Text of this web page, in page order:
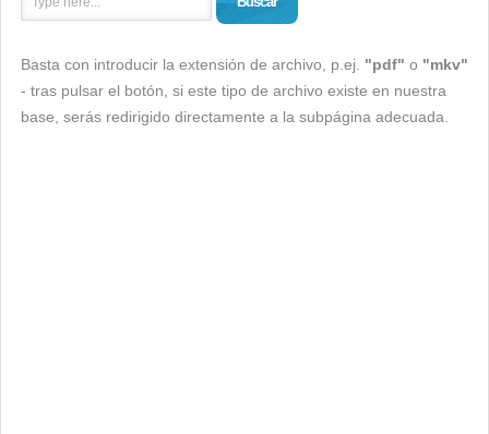
Basta con introducir la extensión de archivo, p.ej. "pdf" o "mkv"
- tras pulsar el botón, si este tipo de archivo existe en nuestra
base, serás redirigido directamente a la subpágina adecuada.